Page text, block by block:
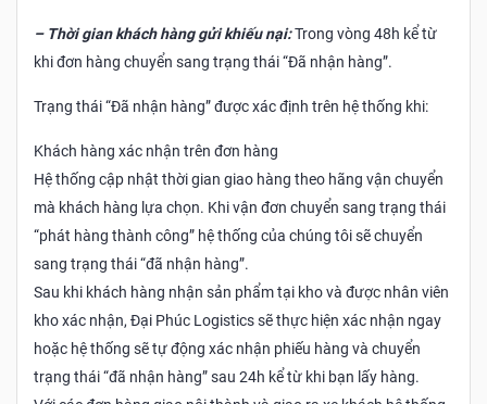
– Thời gian khách hàng gửi khiếu nại:Trong vòng 48h kể từ
khi đơn hàng chuyển sang trạng thái “Đã nhận hàng”.
Trạng thái “Đã nhận hàng” được xác định trên hệ thống khi:
Khách hàng xác nhận trên đơn hàng
Hệ thống cập nhật thời gian giao hàng theo hãng vận chuyển
mà khách hàng lựa chọn. Khi vận đơn chuyển sang trạng thái
“phát hàng thành công” hệ thống của chúng tôi sẽ chuyển
sang trạng thái “đã nhận hàng”.
Sau khi khách hàng nhận sản phẩm tại kho và được nhân viên
kho xác nhận, Đại Phúc Logistics sẽ thực hiện xác nhận ngay
hoặc hệ thống sẽ tự động xác nhận phiếu hàng và chuyển
trạng thái “đã nhận hàng” sau 24h kể từ khi bạn lấy hàng.